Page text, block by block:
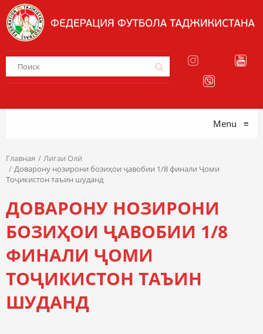
Menu ≡
Главная
Лигаи Олӣ
Доварону нозирони бозиҳои ҷавобии 1/8 финали Ҷоми
Тоҷикистон таъин шуданд
ДОВАРОНУ НОЗИРОНИ
БОЗИҲОИ ҶАВОБИИ 1/8
ФИНАЛИ ҶОМИ
ТОҶИКИСТОН ТАЪИН
ШУДАНД